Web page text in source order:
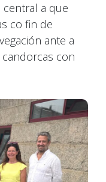
central a que
co fin de
ante a
con